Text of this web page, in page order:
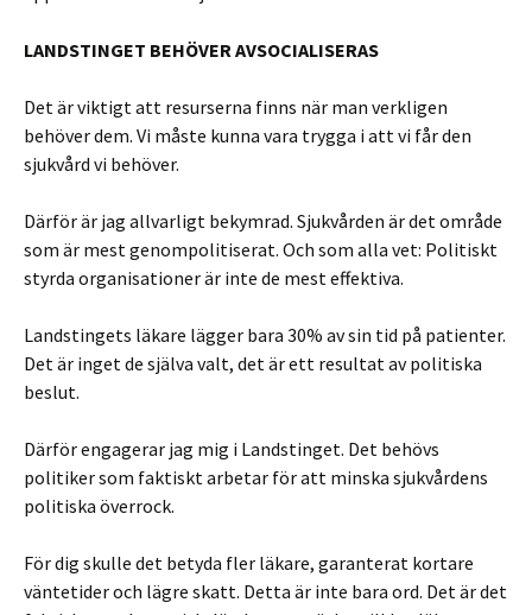
LANDSTINGET BEHÖVER AVSOCIALISERAS
Det är viktigt att resurserna finns när man verkligen
behöver dem. Vi måste kunna vara trygga i att vi får den
sjukvård vi behöver.
Därför är jag allvarligt bekymrad. Sjukvården är det område
som är mest genompolitiserat. Och som alla vet: Politiskt
styrda organisationer är inte de mest effektiva.
Landstingets läkare lägger bara 30% av sin tid på patienter.
Det är inget de själva valt, det är ett resultat av politiska
beslut.
Därför engagerar jag mig i Landstinget. Det behövs
politiker som faktiskt arbetar för att minska sjukvårdens
politiska överrock.
För dig skulle det betyda fler läkare, garanterat kortare
väntetider och lägre skatt. Detta är inte bara ord. Det är det